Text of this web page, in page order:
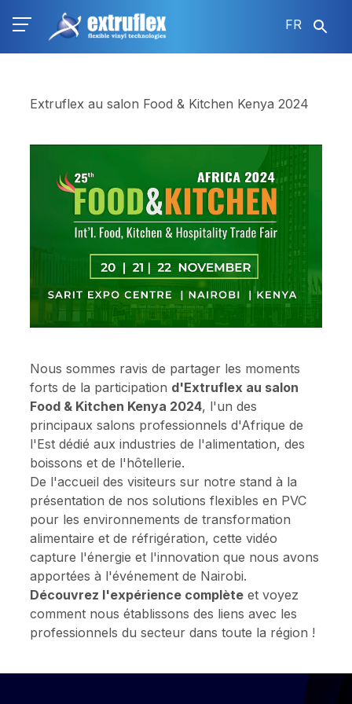
au
FR
Extruflex au salon Food & Kitchen Kenya 2024
Nous sommes ravis de partager les moments
forts de la participation d'Extruflex au salon
Food & Kitchen Kenya 2024, l'un des
principaux salons professionnels d'Afrique de
l'Est dédié aux industries de l'alimentation, des
boissons et de l'hôtellerie.
De l'accueil des visiteurs sur notre stand à la
présentation de nos solutions flexibles en PVC
pour les environnements de transformation
alimentaire et de réfrigération, cette vidéo
capture l'énergie et l'innovation que nous avons
apportées à l'événement de Nairobi.
Découvrez l'expérience complèteet voyez
comment nous établissons des liens avec les
professionnels du secteur dans toute la région !